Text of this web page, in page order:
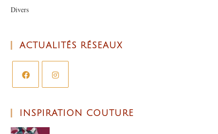
Divers
ACTUALITÉS RÉSEAUX
INSPIRATION COUTURE